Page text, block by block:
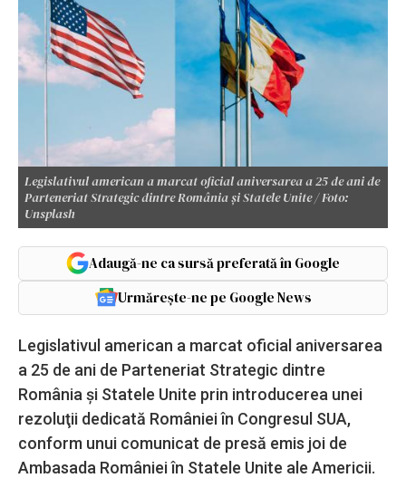
Legislativul american a marcat oficial aniversarea a 25 de ani de
Parteneriat Strategic dintre România şi Statele Unite / Foto:
Unsplash
Adaugă-ne ca sursă preferată în Google
Urmărește-ne pe Google News
Legislativul american a marcat oficial aniversarea
a 25 de ani de Parteneriat Strategic dintre
România şi Statele Unite prin introducerea unei
rezoluţii dedicată României în Congresul SUA,
conform unui comunicat de presă emis joi de
Ambasada României în Statele Unite ale Americii.